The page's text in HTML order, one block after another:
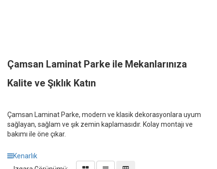
Çamsan Laminat Parke ile Mekanlarınıza
Kalite ve Şıklık Katın
Çamsan Laminat Parke, modern ve klasik dekorasyonlara uyum
sağlayan, sağlam ve şık zemin kaplamasıdır. Kolay montajı ve
bakımı ile öne çıkar.
Kenarlık